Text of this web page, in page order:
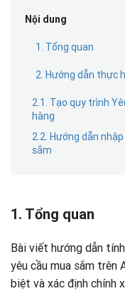
Nội dung
1. Tổng quan
2. Hướng dẫn thực
2.1. Tạo quy trình
hàng
2.2. Hướng dẫn
sắm
1. Tổng quan
Bài viết hướng dẫn
yêu cầu mua sắm trên
biệt và xác định chính